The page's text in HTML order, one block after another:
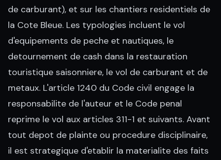
de carburant), et sur les chantiers residentiels de
la Cote Bleue. Les typologies incluent le vol
d'equipements de peche et nautiques, le
detournement de cash dans la restauration
touristique saisonniere, le vol de carburant et de
metaux. L'article 1240 du Code civil engage la
responsabilite de l'auteur et le Code penal
reprime le vol aux articles 311-1 et suivants. Avant
tout depot de plainte ou procedure disciplinaire,
il est strategique d'etablir la materialite des faits